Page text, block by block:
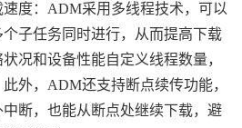
度：ADM采用多线程技术，可以
子任务同时进行，从而提高下载
况和设备性能自定义线程数量，
外，ADM还支持断点续传功能，
断，也能从断点处继续下载，避